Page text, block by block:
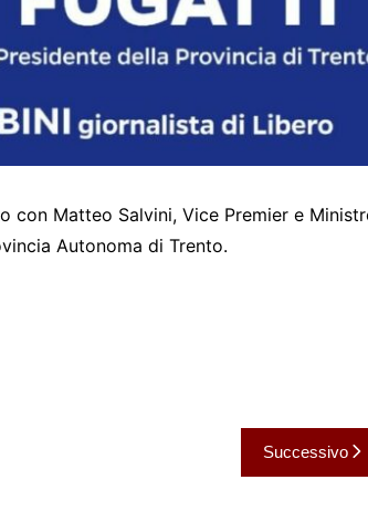
con Matteo Salvini, Vice Premier e
Autonoma di Trento.
Successivo